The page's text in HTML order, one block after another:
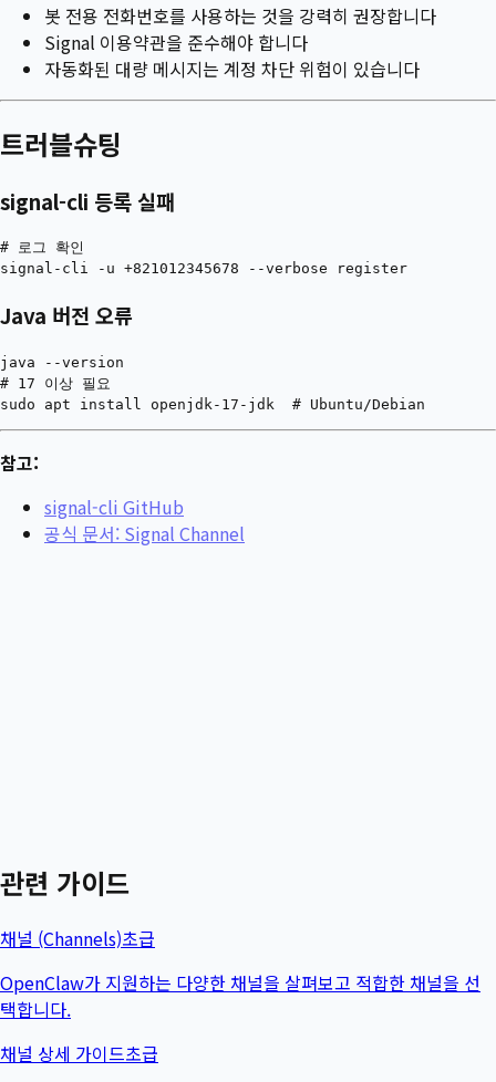
봇 전용 전화번호를 사용하는 것을 강력히 권장합니다
Signal 이용약관을 준수해야 합니다
자동화된 대량 메시지는 계정 차단 위험이 있습니다
트러블슈팅
signal-cli 등록 실패
# 로그 확인
Java 버전 오류
java --version
# 17 이상 필요
참고:
signal-cli GitHub
공식 문서: Signal Channel
관련 가이드
채널 (Channels)초급
OpenClaw가 지원하는 다양한 채널을 살펴보고 적합한 채널을 선
택합니다.
채널 상세 가이드초급